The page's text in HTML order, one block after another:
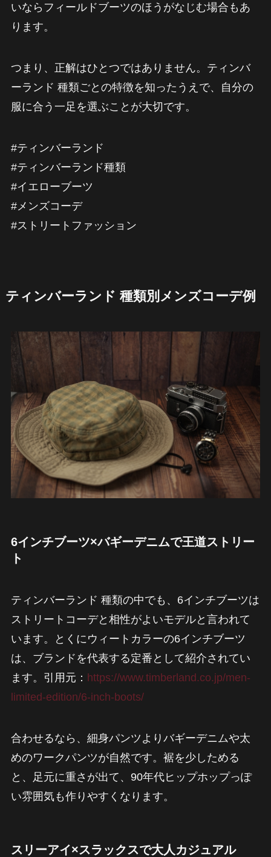
いならフィールドブーツのほうがなじむ場合もあ
ります。
つまり、正解はひとつではありません。ティンバ
ーランド 種類ごとの特徴を知ったうえで、自分の
服に合う一足を選ぶことが大切です。
#ティンバーランド
#ティンバーランド種類
#イエローブーツ
#メンズコーデ
#ストリートファッション
ティンバーランド 種類別メンズコーデ例
6インチブーツ×バギーデニムで王道ストリー
ト
ティンバーランド 種類の中でも、6インチブーツは
ストリートコーデと相性がよいモデルと言われて
います。とくにウィートカラーの6インチブーツ
は、ブランドを代表する定番として紹介されてい
ます。引用元： https://www.timberland.co.jp/men-
limited-edition/6-inch-boots/
合わせるなら、細身パンツよりバギーデニムや太
めのワークパンツが自然です。裾を少しためる
と、足元に重さが出て、90年代ヒップホップっぽ
い雰囲気も作りやすくなります。
スリーアイ×スラックスで大人カジュアル